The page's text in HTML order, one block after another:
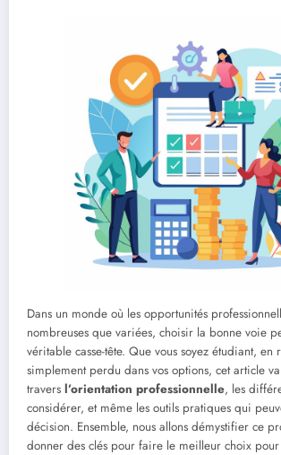
Dans un monde où les opportunités
nombreuses que variées, choisir la bonne voie
véritable casse-tête. Que vous soyez étudiant, en
simplement perdu dans vos options, cet article
travers l’orientation professionnelle, les
considérer, et même les outils pratiques qui
décision. Ensemble, nous allons démystifier ce
donner des clés pour faire le meilleur choix